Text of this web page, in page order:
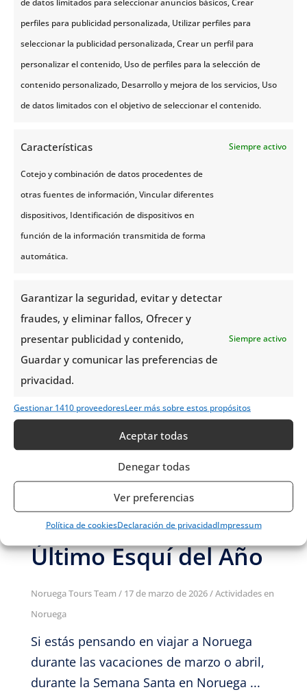
perfiles para publicidad personalizada, Utilizar perfiles para
seleccionar la publicidad personalizada, Crear un perfil para
personalizar el contenido, Uso de perfiles para la selección de
contenido personalizado, Desarrollo y mejora de los servicios, Uso
de datos limitados con el objetivo de seleccionar el contenido.
Características Siempre activo
Cotejo y combinación de datos procedentes de
otras fuentes de información, Vincular diferentes
dispositivos, Identificación de dispositivos en
función de la información transmitida de forma
automática.
Garantizar la seguridad, evitar y detectar
fraudes, y eliminar fallos, Ofrecer y
presentar publicidad y contenido,
Guardar y comunicar las preferencias de
privacidad.
Siempre activo
Gestionar 1410 proveedoresLeer más sobre estos propósitos
Aceptar todas
Denegar todas
Ver preferencias
Política de cookiesDeclaración de privacidadImpressum
Floración de los
Frutales en el Fiordo
Hardanger: El Japón
Nórdico
Noruega Tours Team
Lugares de
Queremos llevaros a un lugar que parece
sacado de un cuento de hadas. Es tan
hermoso que no os imaginaréis ...
Leer Más
Semana Santa en
Noruega: El
«Påskekrim» y el
Último Esquí del Año
Noruega Tours Team / 17 de marzo de 2026/Actividades en
Noruega
Si estás pensando en viajar a Noruega
durante las vacaciones de marzo o abril,
durante la Semana Santa en Noruega ...